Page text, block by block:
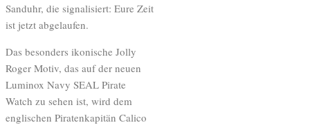
Sanduhr, die signalisiert: Eure Zeit
ist jetzt abgelaufen.
Das besonders ikonische Jolly
Roger Motiv, das auf der neuen
Luminox Navy SEAL Pirate
Watch zu sehen ist, wird dem
englischen Piratenkapitän Calico